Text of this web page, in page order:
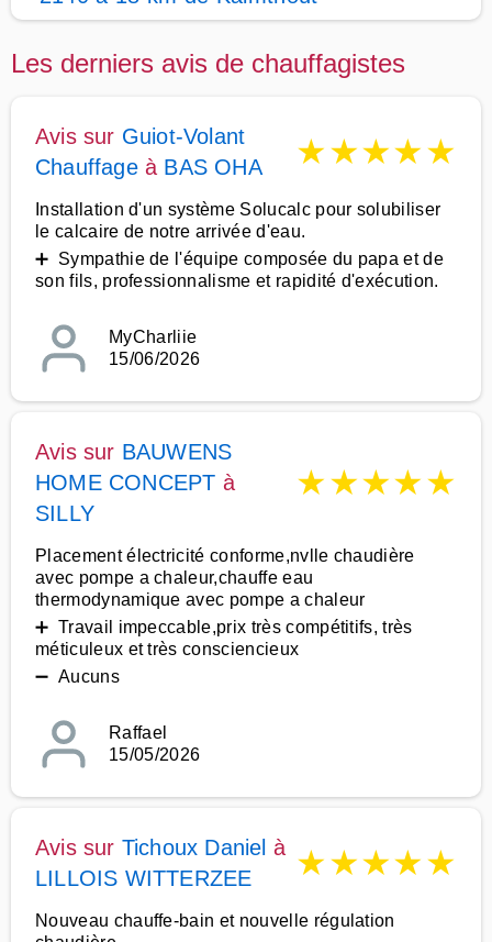
Les derniers avis de chauffagistes
Avis sur Guiot-Volant
Chauffageà BAS OHA ★★★★★
Installation d'un système Solucalc pour solubiliser
le calcaire de notre arrivée d'eau.
➕ Sympathie de l'équipe composée du papa et de
son fils, professionnalisme et rapidité d'exécution.
MyCharliie
15/06/2026
Avis sur BAUWENS
HOME CONCEPT à
SILLY
★★★★★
Placement électricité conforme,nvlle chaudière
avec pompe a chaleur,chauffe eau
thermodynamique avec pompe a chaleur
➕ Travail impeccable,prix très compétitifs, très
méticuleux et très consciencieux
➖ Aucuns
Raffael
15/05/2026
Avis sur Tichoux Daniel à
LILLOIS WITTERZEE
★★★★★
Nouveau chauffe-bain et nouvelle régulation